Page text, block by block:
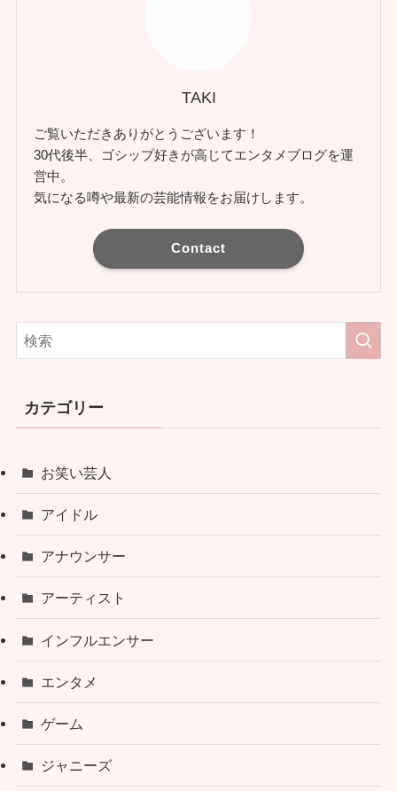
TAKI
ご覧いただきありがとうございます！
30代後半、ゴシップ好きが高じてエンタメブログを運
営中。
気になる噂や最新の芸能情報をお届けします。
Contact
カテゴリー
お笑い芸人
アイドル
アナウンサー
アーティスト
インフルエンサー
エンタメ
ゲーム
ジャニーズ